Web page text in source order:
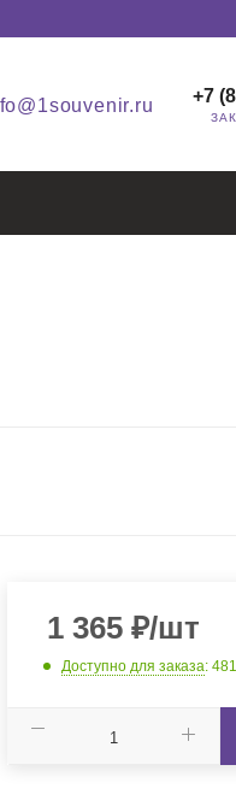
+7
1 365₽/шт
Доступно для заказа: 481